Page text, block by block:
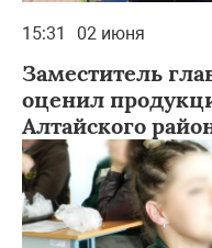
15:31 02 июня
Заместитель
оценил
Алтайского